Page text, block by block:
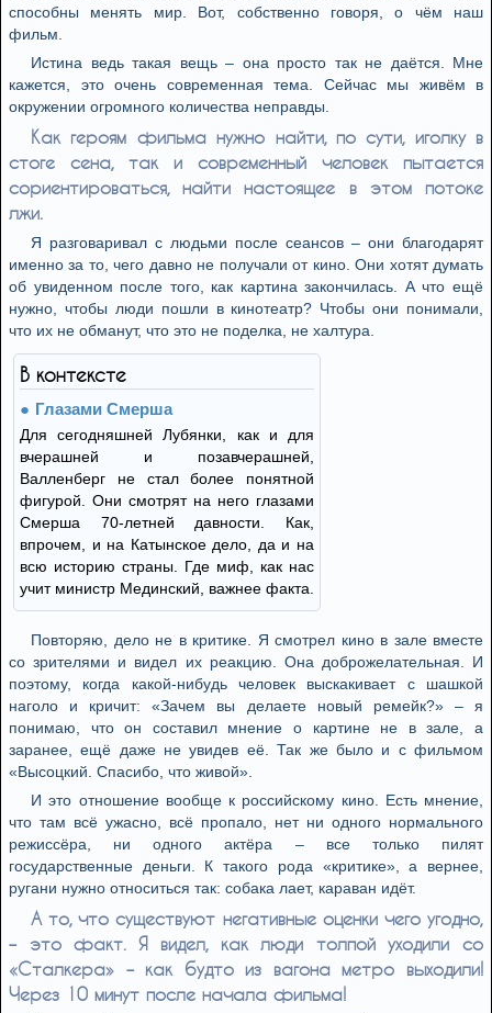
способны менять мир. Вот, собственно говоря, о чём наш
фильм.
Истина ведь такая вещь – она просто так не даётся. Мне
кажется, это очень современная тема. Сейчас мы живём в
окружении огромного количества неправды.
Как героям фильма нужно найти, по сути, иголку в
стоге сена, так и современный человек пытается
сориентироваться, найти настоящее в этом потоке
лжи.
Я разговаривал с людьми после сеансов – они благодарят
именно за то, чего давно не получали от кино. Они хотят думать
об увиденном после того, как картина закончилась. А что ещё
нужно, чтобы люди пошли в кинотеатр? Чтобы они понимали,
что их не обманут, что это не поделка, не халтура.
В контексте
Глазами Смерша
Для сегодняшней Лубянки, как и для
вчерашней и позавчерашней,
Валленберг не стал более понятной
фигурой. Они смотрят на него глазами
Смерша 70-летней давности. Как,
впрочем, и на Катынское дело, да и на
всю историю страны. Где миф, как нас
учит министр Мединский, важнее факта.
Повторяю, дело не в критике. Я смотрел кино в зале вместе
со зрителями и видел их реакцию. Она доброжелательная. И
поэтому, когда какой-нибудь человек выскакивает с шашкой
наголо и кричит: «Зачем вы делаете новый ремейк?» – я
понимаю, что он составил мнение о картине не в зале, а
заранее, ещё даже не увидев её. Так же было и с фильмом
«Высоцкий. Спасибо, что живой».
И это отношение вообще к российскому кино. Есть мнение,
что там всё ужасно, всё пропало, нет ни одного нормального
режиссёра, ни одного актёра – все только пилят
государственные деньги. К такого рода «критике», а вернее,
ругани нужно относиться так: собака лает, караван идёт.
А то, что существуют негативные оценки чего угодно,
– это факт. Я видел, как люди толпой уходили со
«Сталкера» – как будто из вагона метро выходили!
Через 10 минут после начала фильма!